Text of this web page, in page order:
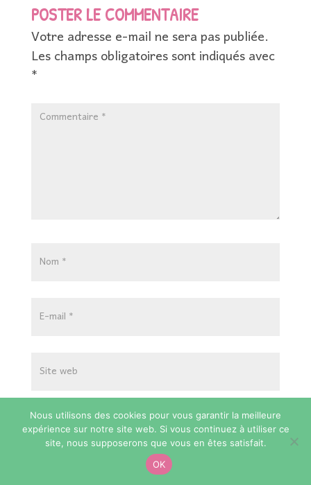
POSTER LE COMMENTAIRE
Votre adresse e-mail ne sera pas publiée.
Les champs obligatoires sont indiqués avec
*
Enregistrer mon nom, mon e-mail et
mon site dans le navigateur pour mon
prochain commentaire.
Nous utilisons des cookies pour vous garantir la meilleure
expérience sur notre site web. Si vous continuez à utiliser ce
site, nous supposerons que vous en êtes satisfait.
OK